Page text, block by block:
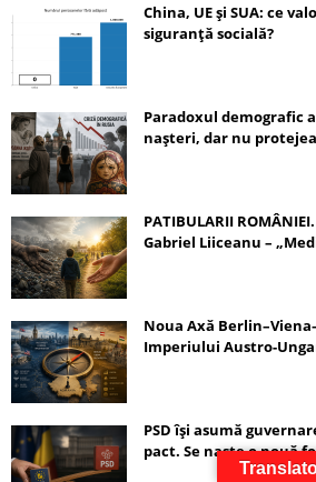
China, UE și SUA: ce
siguranță socială?
Paradoxul demografic
nașteri, dar nu
PATIBULARII
Gabriel Liiceanu –
Noua Axă
Imperiului Austro-
PSD își asumă
pact. Se naște o nouă